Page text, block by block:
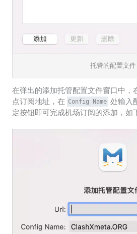
托管的配置文件
在弹出的添加托管配置文件窗口中，
点订阅地址，在 Config Name 处输入
定按钮即可完成机场订阅的添加，如